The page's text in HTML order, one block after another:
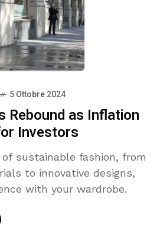
5 Ottobre 2024
Rebound as Inflation
Investors
sustainable fashion, from
to innovative designs,
with your wardrobe.